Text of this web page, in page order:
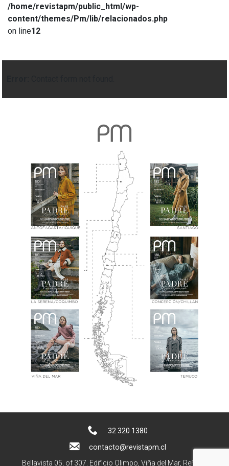
/home/revistapm/public_html/wp-
content/themes/Pm/lib/relacionados.php
on line12
32 320 1380
contacto@revistapm.cl
Bellavista 05, of 307. Edificio Olimpo, Viña del Mar, Reñaca